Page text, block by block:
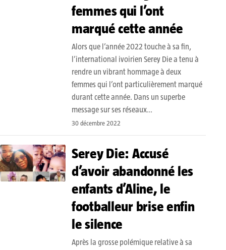
femmes qui l’ont
marqué cette année
Alors que l’année 2022 touche à sa fin,
l’international ivoirien Serey Die a tenu à
rendre un vibrant hommage à deux
femmes qui l’ont particulièrement marqué
durant cette année. Dans un superbe
message sur ses réseaux…
30 décembre 2022
Serey Die: Accusé
d’avoir abandonné les
enfants d’Aline, le
footballeur brise enfin
le silence
Après la grosse polémique relative à sa